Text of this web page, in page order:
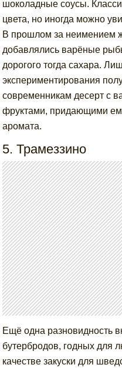
шоколадные соусы.
цвета, но иногда можно
В прошлом за неимением
добавлялись варёные
дорогого тогда сахара.
экспериментирования
современникам десерт с
фруктами, придающими
аромата.
5. Трамеззино
Ещё одна разновидность
бутербродов, годных для
качестве закуски для